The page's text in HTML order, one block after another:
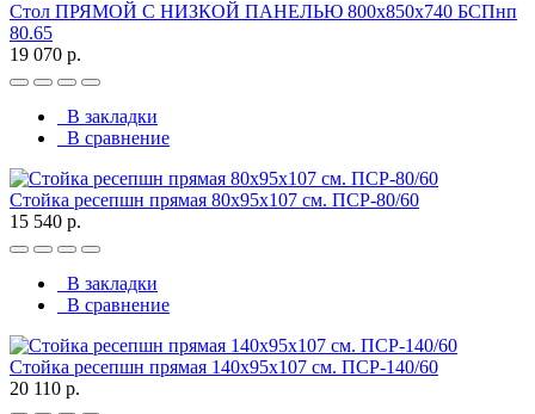
Стол ПРЯМОЙ С НИЗКОЙ ПАНЕЛЬЮ 800х850х740 БСПнп
80.65
19 070 р.
В закладки
В сравнение
Стойка ресепшн прямая 80х95х107 см. ПСР-80/60
15 540 р.
В закладки
В сравнение
Стойка ресепшн прямая 140х95х107 см. ПСР-140/60
20 110 р.